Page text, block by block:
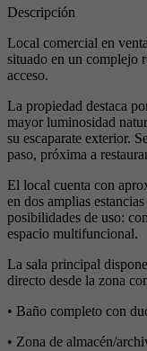
Descripción
Local comercial en
situado en un complejo
acceso.
La propiedad destaca
mayor luminosidad
su escaparate exterior.
paso, próxima a
El local cuenta con
en dos amplias
posibilidades de uso:
espacio multifuncional.
La sala principal
directo desde la zona
• Baño completo con
• Zona de almacén/